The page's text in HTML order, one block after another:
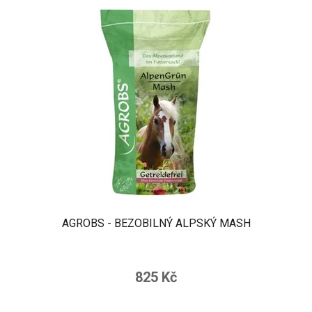
AGROBS - BEZOBILNÝ ALPSKÝ MASH
hodnocení
825 Kč